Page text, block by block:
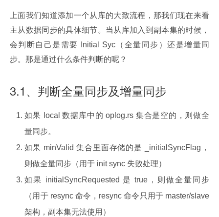
上面我们知道添加一个从库的大致流程，那我们现在来看
主从数据同步的具体细节。当从库加入到副本集的时候，
会判断自己是需要 Initial Syc（全量同步）还是增量同
步。那是通过什么条件判断的呢？
3.1、判断全量同步及增量同步
如果 local 数据库中的 oplog.rs 集合是空的，则做全
量同步。
如果 minValid 集合里面存储的是 _initialSyncFlag，
则做全量同步（用于 init sync 失败处理）
如果 initialSyncRequested 是 true，则做全量同步
（用于 resync 命令，resync 命令只用于 master/slave
架构，副本集无法使用）